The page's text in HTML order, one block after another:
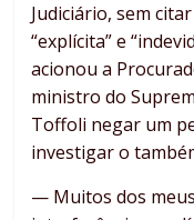
Judiciário, sem
“explícita” e
acionou a
ministro do
Toffoli negar um
investigar o
— Muitos dos